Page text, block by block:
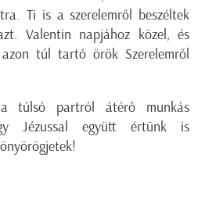
Ti is a szerelemről beszéltek
Valentin napjához közel, és
túl tartó örök Szerelemről
túlsó partról átérő munkás
Jézussal együtt értünk is